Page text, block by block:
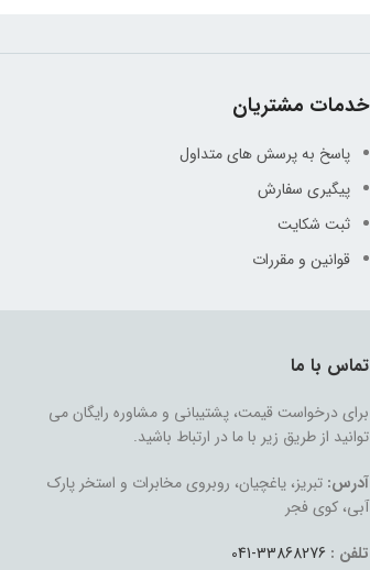
خدمات مشتریان
پاسخ به پرسش های متداول
پیگیری سفارش
ثبت شکایت
قوانین و مقررات
تماس با ما
برای درخواست قیمت، پشتیبانی و مشاوره رایگان می
توانید از طریق زیر با ما در ارتباط باشید.
آدرس: تبریز، یاغچیان، روبروی مخابرات و استخر پارک
آبی، کوی فجر
تلفن : 33868276-041